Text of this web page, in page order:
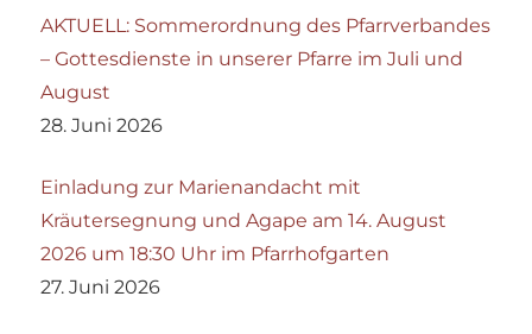
AKTUELL: Sommerordnung des Pfarrverbandes
– Gottesdienste in unserer Pfarre im Juli und
August
28. Juni 2026
Einladung zur Marienandacht mit
Kräutersegnung und Agape am 14. August
2026 um 18:30 Uhr im Pfarrhofgarten
27. Juni 2026